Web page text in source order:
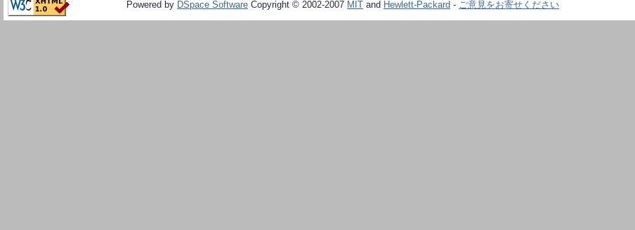
Powered by DSpace Software Copyright © 2002-2007 MIT and Hewlett-Packard - ご意見をお寄せください